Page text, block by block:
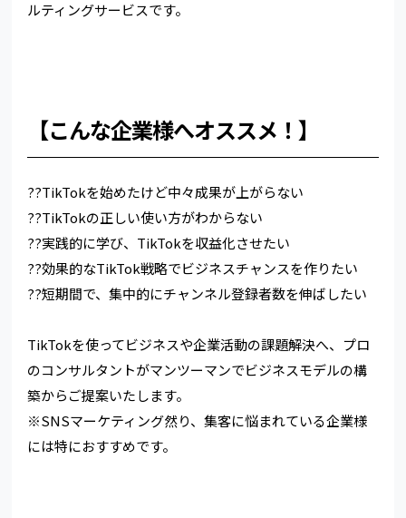
ルティングサービスです。
【こんな企業様へオススメ！】
??TikTokを始めたけど中々成果が上がらない
??TikTokの正しい使い方がわからない
??実践的に学び、TikTokを収益化させたい
??効果的なTikTok戦略でビジネスチャンスを作りたい
??短期間で、集中的にチャンネル登録者数を伸ばしたい
TikTokを使ってビジネスや企業活動の課題解決へ、プロ
のコンサルタントがマンツーマンでビジネスモデルの構
築からご提案いたします。
※SNSマーケティング然り、集客に悩まれている企業様
には特におすすめです。